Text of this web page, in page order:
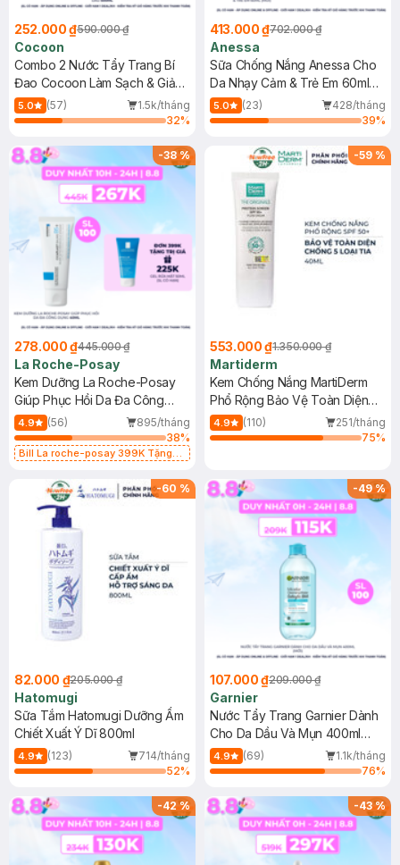
252.000 ₫590.000 ₫
Cocoon
Combo 2 Nước Tẩy Trang Bí
Đao Cocoon Làm Sạch & Giảm
Dầu 500ml
5.0 (57)
1.5k/tháng
32%
413.000 ₫702.000 ₫
Anessa
Sữa Chống Nắng Anessa Cho
Da Nhạy Cảm & Trẻ Em 60ml
(Mới)
5.0 (23)
428/tháng
39%
-38%
278.000 ₫445.000 ₫
La Roche-Posay
Kem Dưỡng La Roche-Posay
Giúp Phục Hồi Da Đa Công
Dụng 40ml
4.9 (56)
895/tháng
38%
Bill La roche-posay 399K Tặng
(SL có hạn)
-59 %
553.000 ₫1.350.000 ₫
Martiderm
Kem Chống Nắng MartiDerm
Phổ Rộng Bảo Vệ Toàn Diện
40ml
4.9 (110)
251/tháng
75%
-60 %
82.000 ₫205.000 ₫
Hatomugi
Sữa Tắm Hatomugi Dưỡng Ẩm
Chiết Xuất Ý Dĩ 800ml
4.9 (123)
714/tháng
52%
-49%
107.000 ₫209.000 ₫
Garnier
Nước Tẩy Trang Garnier Dành
Cho Da Dầu Và Mụn 400ml
(Mới)
4.9 (69)
1.1k/tháng
76%
-42% -43%